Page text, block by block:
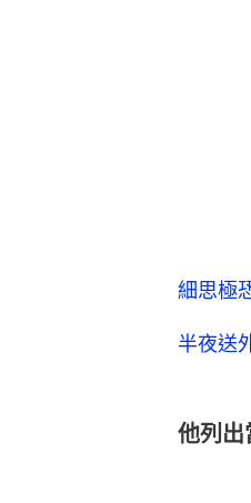
細思極
半夜送
他列出